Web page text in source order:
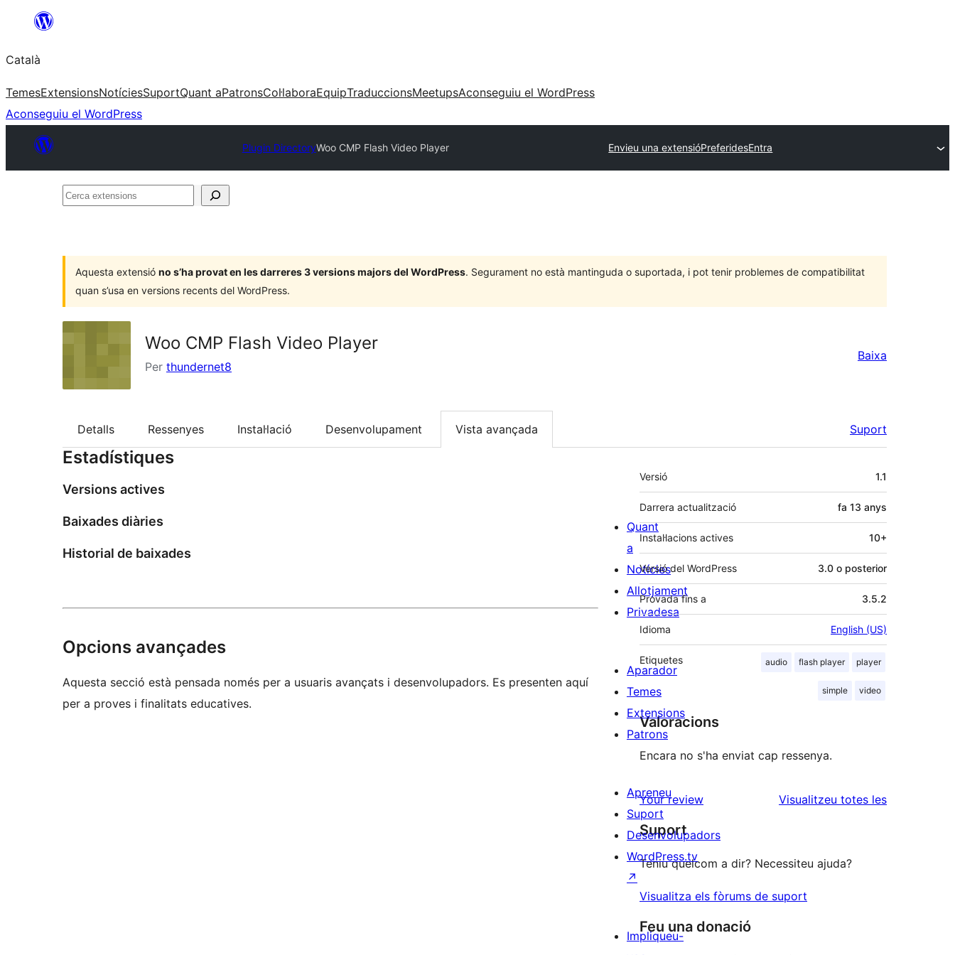
contingut
Català
TemesExtensionsNotíciesSuportQuant aPatronsCol·laboraEquipTraduccionsMeetupsAconseguiu el WordPress
Aconseguiu el WordPress
Plugin DirectoryWoo CMP Flash Video Player Envieu una extensióPreferidesEntra
Cerca
Aquesta extensió no s’ha provat en les darreres 3 versions majors del WordPress. Segurament no està mantinguda o suportada, i pot tenir problemes de compatibilitat
quan s’usa en versions recents del WordPress.
Woo CMP Flash Video Player
Per thundernet8
Baixa
Detalls Ressenyes Instal·lació Desenvolupament Vista avançada Suport
Estadístiques
Versions actives
Baixades diàries
Historial de baixades
Opcions avançades
Aquesta secció està pensada només per a usuaris avançats i desenvolupadors. Es presenten aquí
per a proves i finalitats educatives.
Meta
Versió 1.1
Darrera actualització fa 13 anys
Instal·lacions actives 10+
Versió del WordPress 3.0 o posterior
Provada fins a 3.5.2
Idioma English (US)
Etiquetes audio flash player player
simple video
Valoracions
Encara no s'ha enviat cap ressenya.
Your review Visualitzeu totes lesressenyes
Suport
Teniu quelcom a dir? Necessiteu ajuda?
Visualitza els fòrums de suport
Feu una donació
Quant
a
Notícies
Allotjament
Privadesa
Aparador
Temes
Extensions
Patrons
Apreneu
Suport
Desenvolupadors
WordPress.tv
↗
Impliqueu-